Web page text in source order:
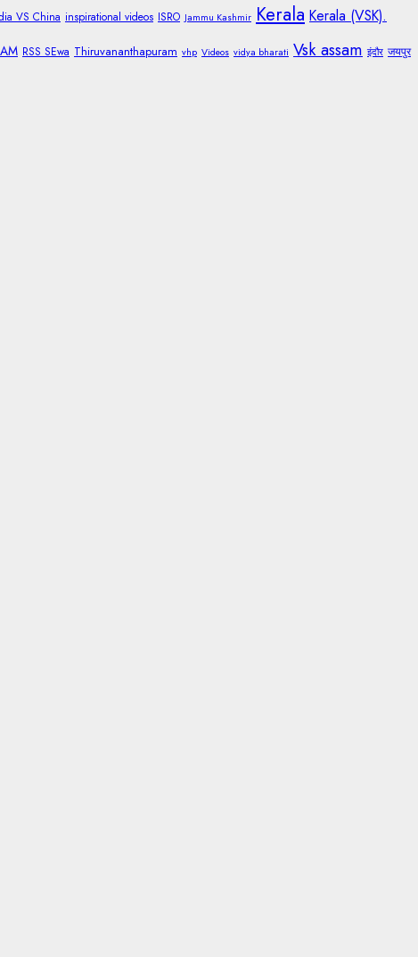
VS China inspirational videos ISRO Jammu Kashmir Kerala Kerala (VSK).
RSS SEwa Thiruvananthapuram vhp Videos vidya bharati Vsk assam इंदौर जयपुर